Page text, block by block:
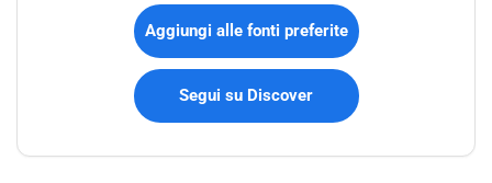
Aggiungi alle fonti preferite
Segui su Discover